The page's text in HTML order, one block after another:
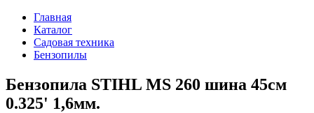
Главная
Каталог
Садовая техника
Бензопилы
Бензопила STIHL MS 260 шина 45см
0.325' 1,6мм.